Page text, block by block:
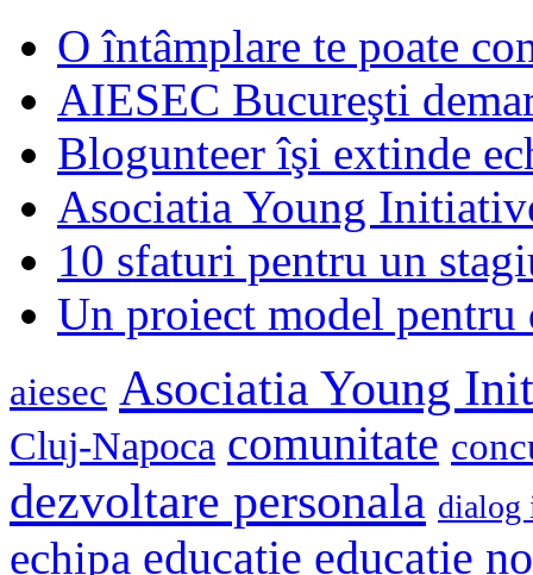
O întâmplare te poate
AIESEC Bucureşti
Blogunteer îşi extinde
Asociatia Young
10 sfaturi pentru un
Un proiect model
aiesec Asociatia Young
Cluj-Napoca comunitate
dezvoltare personala dialog
echipa educatie educatie